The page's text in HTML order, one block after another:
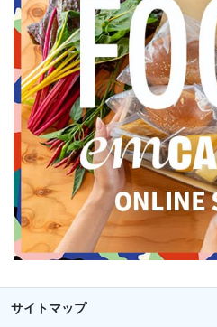
サイトマップ